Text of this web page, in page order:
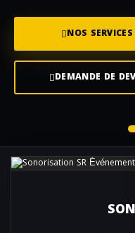
NOS SERVICES
DEMANDE DE